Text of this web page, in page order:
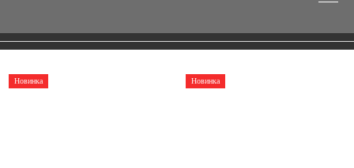
Новинка Новинка